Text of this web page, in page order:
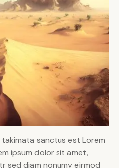
sanctus est Lorem
ipsum dolor sit amet,
sed diam nonumy eirmod